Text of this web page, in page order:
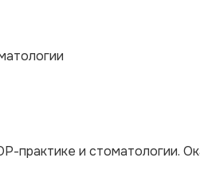
практике и стоматологии.